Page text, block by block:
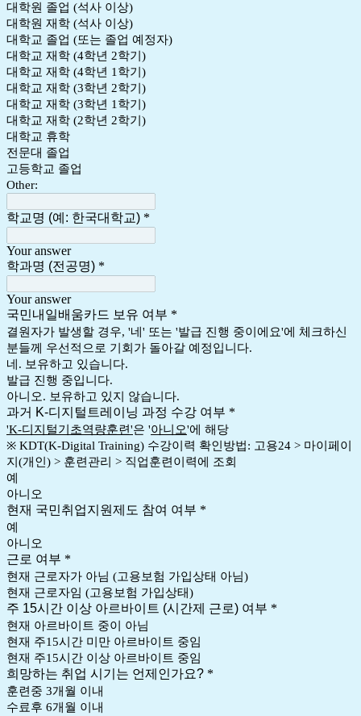
대학원 졸업 (석사 이상)
대학원 재학 (석사 이상)
대학교 졸업 (또는 졸업 예정자)
대학교 재학 (4학년 2학기)
대학교 재학 (4학년 1학기)
대학교 재학 (3학년 2학기)
대학교 재학 (3학년 1학기)
대학교 재학 (2학년 2학기)
대학교 휴학
전문대 졸업
고등학교 졸업
Other:
학교명 (예: 한국대학교) *
Your answer
학과명 (전공명) *
Your answer
국민내일배움카드 보유 여부 *
결원자가 발생할 경우, '네' 또는 '발급 진행 중이에요'에 체크하신
분들께 우선적으로 기회가 돌아갈 예정입니다.
네. 보유하고 있습니다.
발급 진행 중입니다.
아니오. 보유하고 있지 않습니다.
과거 K-디지털트레이닝 과정 수강 여부 *
'K-디지털기초역량훈련'은 '아니오'에 해당
※ KDT(K-Digital Training) 수강이력 확인방법: 고용24 > 마이페이
지(개인) > 훈련관리 > 직업훈련이력에 조회
예
아니오
현재 국민취업지원제도 참여 여부 *
예
아니오
근로 여부 *
현재 근로자가 아님 (고용보험 가입상태 아님)
현재 근로자임 (고용보험 가입상태)
주 15시간 이상 아르바이트 (시간제 근로) 여부 *
현재 아르바이트 중이 아님
현재 주15시간 미만 아르바이트 중임
현재 주15시간 이상 아르바이트 중임
희망하는 취업 시기는 언제인가요? *
훈련중 3개월 이내
수료후 6개월 이내